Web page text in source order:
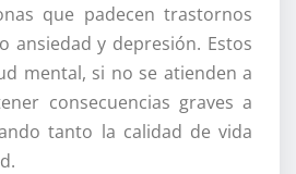
que padecen trastornos
ansiedad y depresión. Estos
mental, si no se atienden a
consecuencias graves a
tanto la calidad de vida